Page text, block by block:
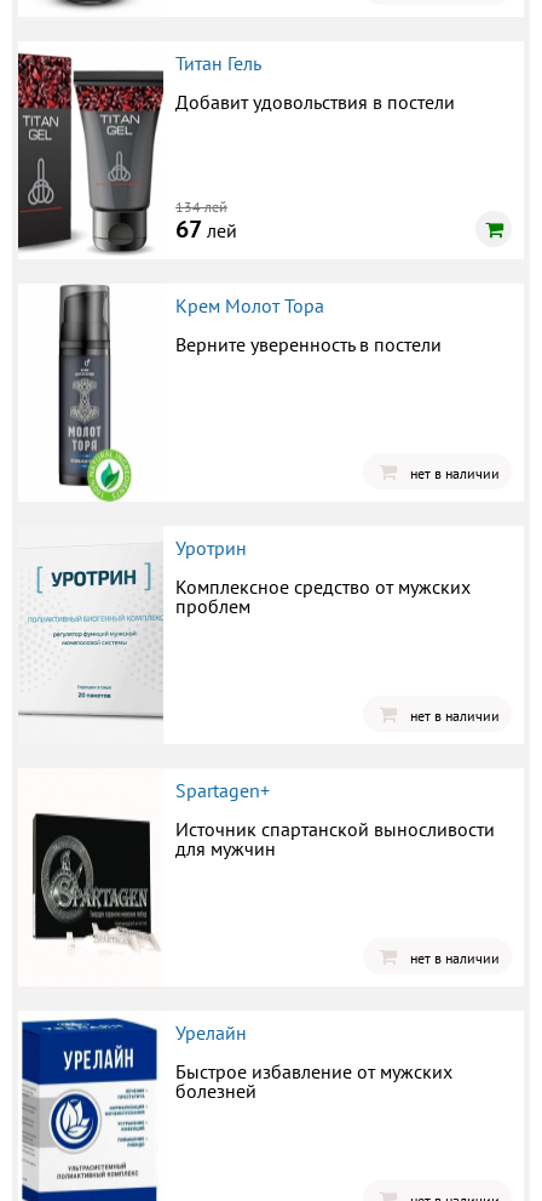
Титан Гель
Добавит удовольствия в постели
134 лей
67 лей
Крем Молот Тора
Верните уверенность в постели
нет в наличии
Уротрин
Комплексное средство от мужских
проблем
нет в наличии
Spartagen+
Источник спартанской выносливости
для мужчин
нет в наличии
Урелайн
Быстрое избавление от мужских
болезней